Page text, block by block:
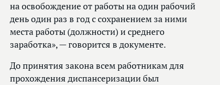
на освобождение от работы на один рабочий
день один раз в год с сохранением за ними
места работы (должности) и среднего
заработка», — говорится в документе.
До принятия закона всем работникам для
прохождения диспансеризации был